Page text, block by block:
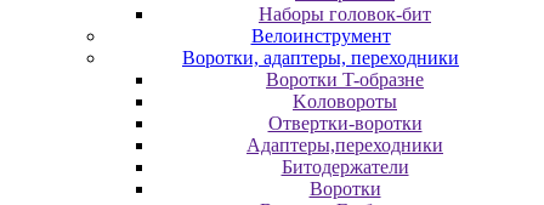
Наборы головок-бит
Велоинструмент
Воротки, адаптеры, переходники
Bopoтки T-oбpaзне
Koлoвopoты
Oтвepтки-вopoтки
Адаптеры,переходники
Битодержатели
Воротки